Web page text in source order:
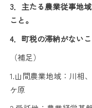
3．主たる農業従事地
こと。
4．町税の滞納がないこ
（補足）
1.山間農業地域：川相
ケ原